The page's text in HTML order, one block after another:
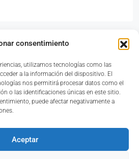
consentimiento
utilizamos tecnologías como las
a la información del dispositivo. El
nos permitirá procesar datos como el
o las identificaciones únicas en este sitio.
puede afectar negativamente a
Aceptar
33, Bajo, 46117 Bétera,
Valencia